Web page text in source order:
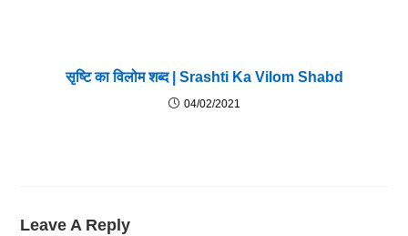
सृष्टि का विलोम शब्द | Srashti Ka Vilom Shabd
04/02/2021
Leave A Reply